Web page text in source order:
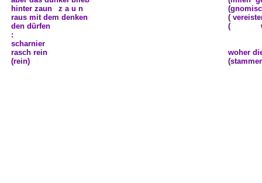
hinter zaun
z a u n
raus mit dem denken
den dürfen
:
scharnier
rasch rein
(rein)
(
(
woher